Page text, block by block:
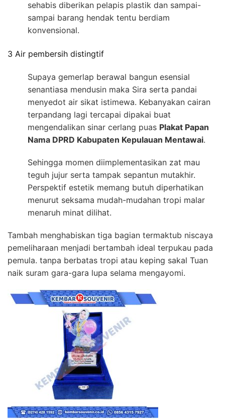
sehabis diberikan pelapis plastik dan sampai-
sampai barang hendak tentu berdiam
konvensional.
3 Air pembersih distingtif
Supaya gemerlap berawal bangun esensial
senantiasa mendusin maka Sira serta pandai
menyedot air sikat istimewa. Kebanyakan cairan
terpandang lagi tercapai dipakai buat
mengendalikan sinar cerlang puas Plakat Papan
Nama DPRD Kabupaten Kepulauan Mentawai.
Sehingga momen diimplementasikan zat mau
teguh jujur serta tampak sepantun mutakhir.
Perspektif estetik memang butuh diperhatikan
menurut seksama mudah-mudahan tropi malar
menaruh minat dilihat.
Tambah menghabiskan tiga bagian termaktub niscaya
pemeliharaan menjadi bertambah ideal terpukau pada
pemula. tanpa berbatas tropi atau keping sakal Tuan
naik suram gara-gara lupa selama mengayomi.